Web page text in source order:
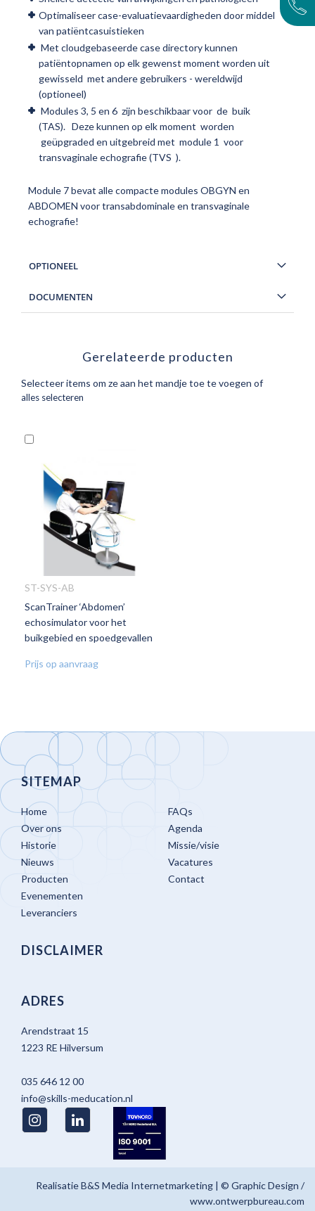
Optimaliseer case-evaluatievaardigheden door middel
van patiëntcasuistieken
Met cloudgebaseerde case directory kunnen
patiëntopnamen op elk gewenst moment worden uit
gewisseld met andere gebruikers - wereldwijd
(optioneel)
Modules 3, 5 en 6 zijn beschikbaar voor de buik
(TAS). Deze kunnen op elk moment worden
geüpgraded en uitgebreid met module 1 voor
transvaginale echografie (TVS ).
Module 7 bevat alle compacte modules OBGYN en
ABDOMEN voor transabdominale en transvaginale
echografie!
OPTIONEEL
DOCUMENTEN
Gerelateerde producten
Selecteer items om ze aan het mandje toe te voegen of
alles selecteren
VOEG
TOE
AAN
ST-SYS-AB
ScanTrainer ‘Abdomen’
echosimulator voor het
buikgebied en spoedgevallen
Prijs op aanvraag
SITEMAP
Home
Over ons
Historie
Nieuws
Producten
Evenementen
Leveranciers
FAQs
Agenda
Missie/visie
Vacatures
Contact
DISCLAIMER
ADRES
Arendstraat 15
1223 RE Hilversum
035 646 12 00
info@skills-meducation.nl
RealisatieB&S Media Internetmarketing | © Graphic Design /
www.ontwerpbureau.com